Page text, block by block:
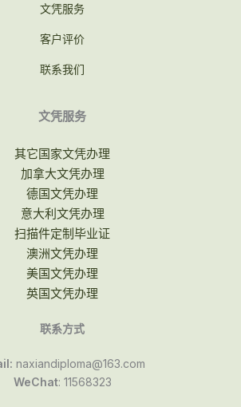
文凭服务
客户评价
联系我们
文凭服务
其它国家文凭办理
加拿大文凭办理
德国文凭办理
意大利文凭办理
扫描件定制毕业证
澳洲文凭办理
美国文凭办理
英国文凭办理
联系方式
naxiandiploma@163.com
WeChat: 11568323